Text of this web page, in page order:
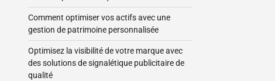
Comment optimiser vos actifs avec une
gestion de patrimoine personnalisée
Optimisez la visibilité de votre marque avec
des solutions de signalétique publicitaire de
qualité